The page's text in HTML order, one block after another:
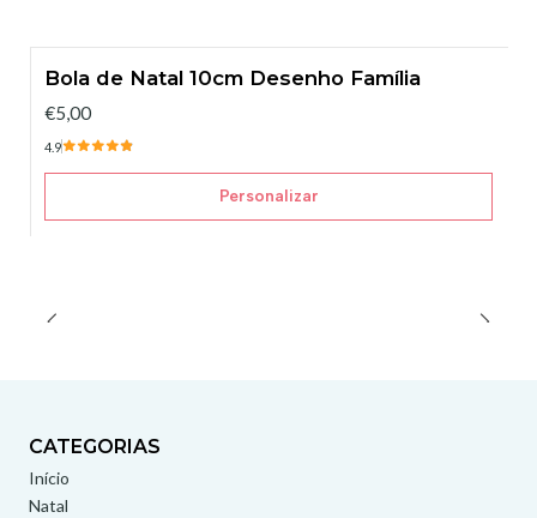
Bola de Natal 10cm Desenho Família
€5,00
4.9
Personalizar
CATEGORIAS
Início
Natal